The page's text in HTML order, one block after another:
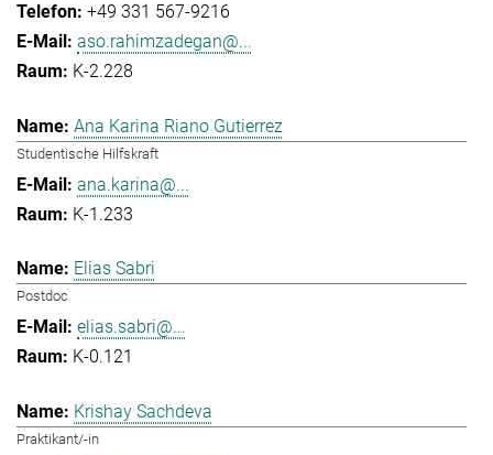
+49 331 567-9216
aso.rahimzadegan@...
K-2.228
Ana Karina Riano Gutierrez
Studentische Hilfskraft
ana.karina@...
K-1.233
Elias Sabri
Postdoc
elias.sabri@...
K-0.121
Krishay Sachdeva
Praktikant/-in